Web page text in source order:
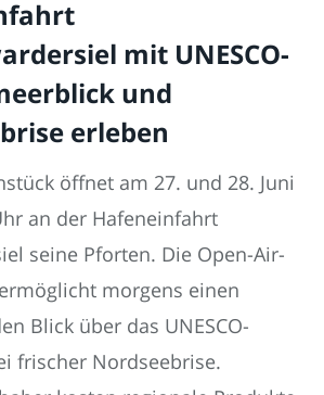
mit UNESCO-
und
erleben
öffnet am 27. und 28. Juni
an der Hafeneinfahrt
seine Pforten. Die Open-Air-
morgens einen
Blick über das UNESCO-
frischer Nordseebrise.